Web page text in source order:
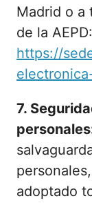
Madrid o a
de la AEPD:
https://
7.
adoptado